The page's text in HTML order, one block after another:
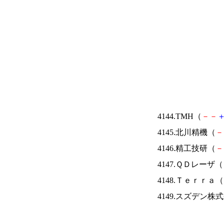
4144.TMH（ － －
4145.北川精機（ －
4146.精工技研（ －
4147.ＱＤレーザ（
4148.Ｔｅｒｒａ（
4149.スズデン株